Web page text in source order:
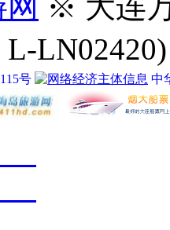
LN02420)
号 中